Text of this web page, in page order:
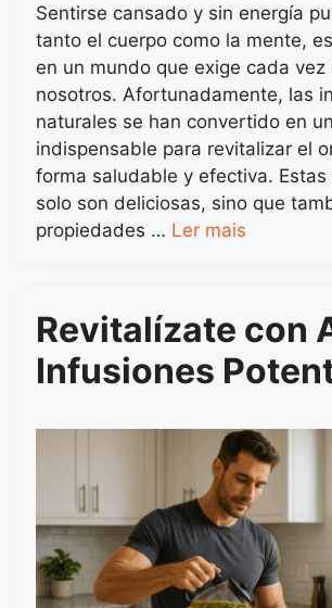
Sentirse cansado y sin energía
tanto el cuerpo como la mente,
en un mundo que exige cada vez
nosotros. Afortunadamente, las
naturales se han convertido en
indispensable para revitalizar el
forma saludable y efectiva.
solo son deliciosas, sino que
propiedades … Ler mais
Revitalízate con
Infusiones